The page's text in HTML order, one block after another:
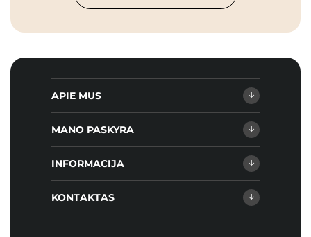
APIE MUS
MANO PASKYRA
INFORMACIJA
KONTAKTAS